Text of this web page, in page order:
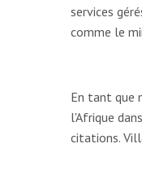
services
comme le
En tant que
l'Afrique
citations.